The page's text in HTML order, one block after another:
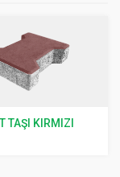
TAŞI KIRMIZI